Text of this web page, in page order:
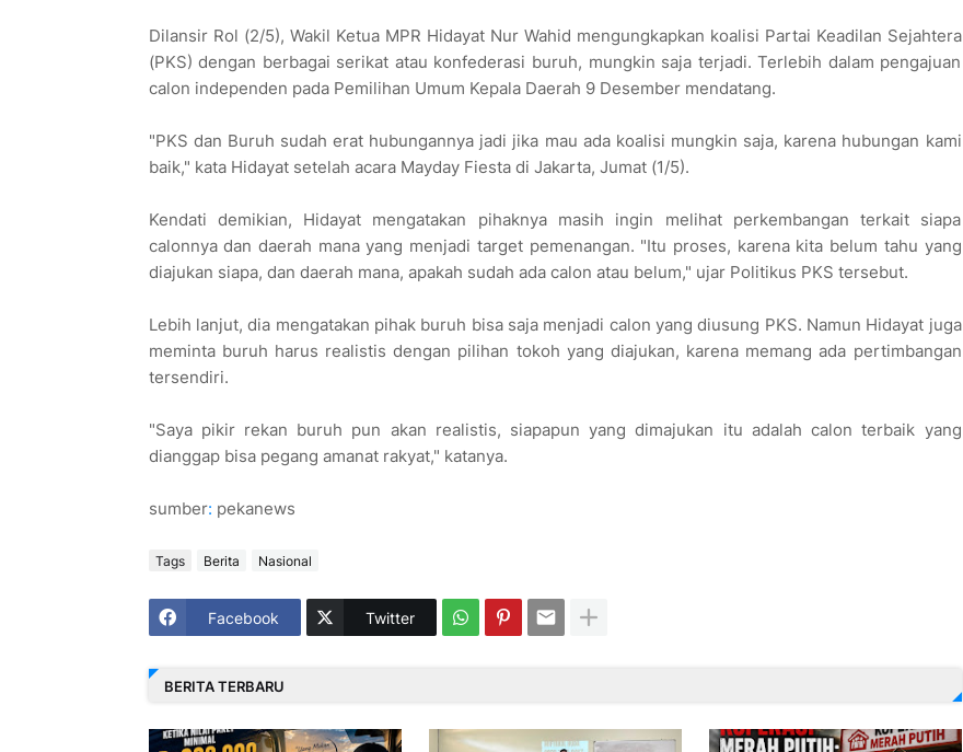
Dilansir Rol (2/5), Wakil Ketua MPR Hidayat Nur Wahid mengungkapkan koalisi Partai Keadilan Sejahtera
(PKS) dengan berbagai serikat atau konfederasi buruh, mungkin saja terjadi. Terlebih dalam pengajuan
calon independen pada Pemilihan Umum Kepala Daerah 9 Desember mendatang.
"PKS dan Buruh sudah erat hubungannya jadi jika mau ada koalisi mungkin saja, karena hubungan kami
baik," kata Hidayat setelah acara Mayday Fiesta di Jakarta, Jumat (1/5).
Kendati demikian, Hidayat mengatakan pihaknya masih ingin melihat perkembangan terkait siapa
calonnya dan daerah mana yang menjadi target pemenangan. "Itu proses, karena kita belum tahu yang
diajukan siapa, dan daerah mana, apakah sudah ada calon atau belum," ujar Politikus PKS tersebut.
Lebih lanjut, dia mengatakan pihak buruh bisa saja menjadi calon yang diusung PKS. Namun Hidayat juga
meminta buruh harus realistis dengan pilihan tokoh yang diajukan, karena memang ada pertimbangan
tersendiri.
"Saya pikir rekan buruh pun akan realistis, siapapun yang dimajukan itu adalah calon terbaik yang
dianggap bisa pegang amanat rakyat," katanya.
sumber: pekanews
Tags Berita Nasional
Facebook Twitter
BERITA TERBARU